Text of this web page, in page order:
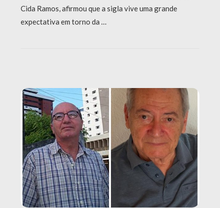
Cida Ramos, afirmou que a sigla vive uma grande
expectativa em torno da …